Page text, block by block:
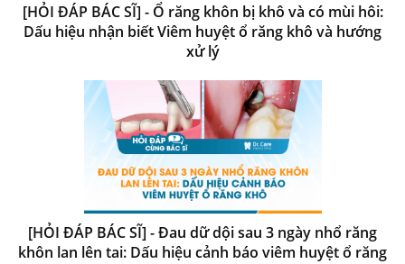
[HỎI ĐÁP BÁC SĨ] - Ổ răng khôn bị khô và có mùi hôi:
Dấu hiệu nhận biết Viêm huyệt ổ răng khô và hướng
xử lý
[HỎI ĐÁP BÁC SĨ] - Đau dữ dội sau 3 ngày nhổ răng
khôn lan lên tai: Dấu hiệu cảnh báo viêm huyệt ổ răng